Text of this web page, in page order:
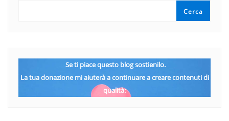
Cerca
Se ti piace questo blog sostienilo.
La tua donazione mi aiuterà a continuare a creare contenuti di
qualità: